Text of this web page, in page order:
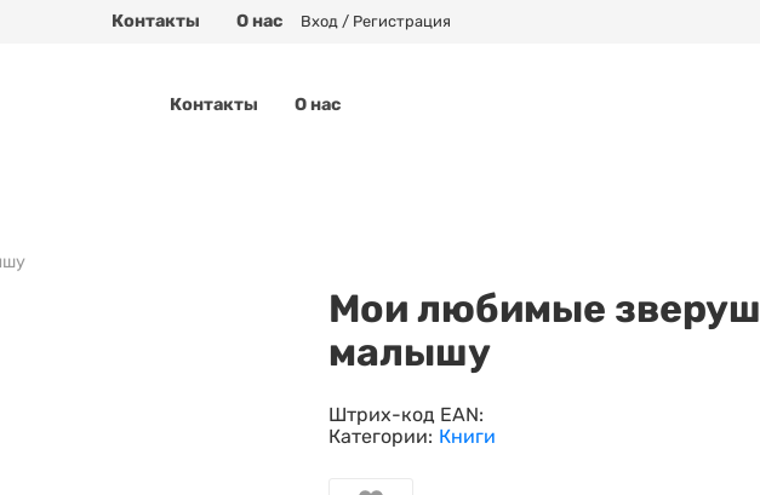
Контакты О нас Вход / Регистрация
Контакты О нас
Мои любимые
малышу
Штрих-код EAN:
Категории: Книги